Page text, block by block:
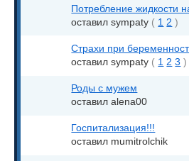
Потребление жидкости
оставил sympaty ( 1 2 )
Страхи при
оставил sympaty ( 1 2 3 )
Роды с мужем
оставил alena00
Госпитализация!!!
оставил mumitrolchik